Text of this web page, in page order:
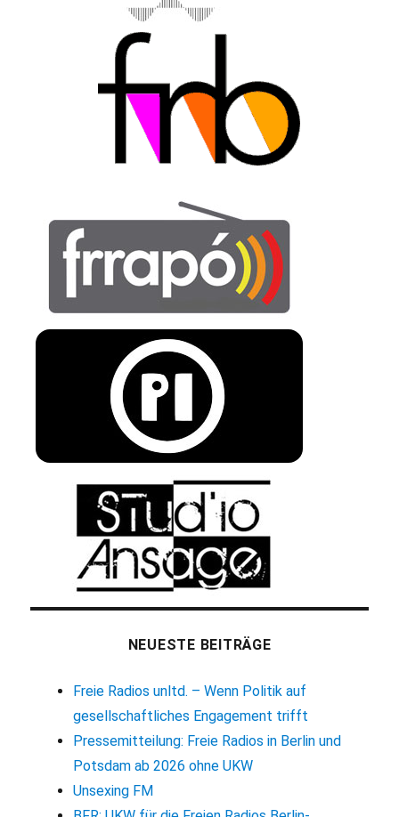
NEUESTE BEITRÄGE
Freie Radios unltd. – Wenn Politik auf
gesellschaftliches Engagement trifft
Pressemitteilung: Freie Radios in Berlin und
Potsdam ab 2026 ohne UKW
Unsexing FM